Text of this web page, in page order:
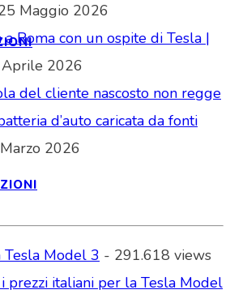
Maggio 2026
a Roma con un ospite di Tesla |
2026
del cliente nascosto non regge
d’auto caricata da fonti
2026
Model 3 - 291.618 views
i prezzi italiani per la Tesla Model